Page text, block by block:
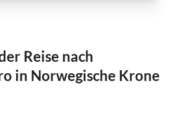
Reise nach
in Norwegische Krone